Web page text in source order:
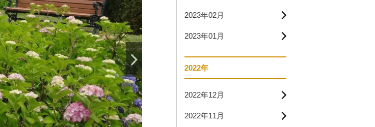
2023年02月
2023年01月
2022年
2022年12月
2022年11月